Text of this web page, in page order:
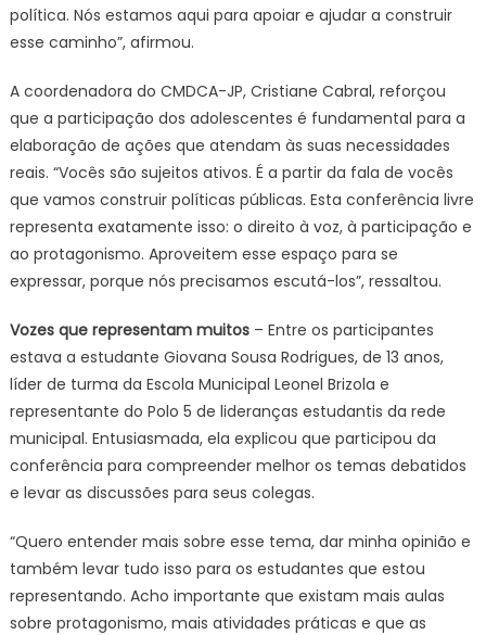
política. Nós estamos aqui para apoiar e ajudar a construir
esse caminho”, afirmou.
A coordenadora do CMDCA-JP, Cristiane Cabral, reforçou
que a participação dos adolescentes é fundamental para a
elaboração de ações que atendam às suas necessidades
reais. “Vocês são sujeitos ativos. É a partir da fala de vocês
que vamos construir políticas públicas. Esta conferência livre
representa exatamente isso: o direito à voz, à participação e
ao protagonismo. Aproveitem esse espaço para se
expressar, porque nós precisamos escutá-los”, ressaltou.
Vozes que representam muitos– Entre os participantes
estava a estudante Giovana Sousa Rodrigues, de 13 anos,
líder de turma da Escola Municipal Leonel Brizola e
representante do Polo 5 de lideranças estudantis da rede
municipal. Entusiasmada, ela explicou que participou da
conferência para compreender melhor os temas debatidos
e levar as discussões para seus colegas.
“Quero entender mais sobre esse tema, dar minha opinião e
também levar tudo isso para os estudantes que estou
representando. Acho importante que existam mais aulas
sobre protagonismo, mais atividades práticas e que as